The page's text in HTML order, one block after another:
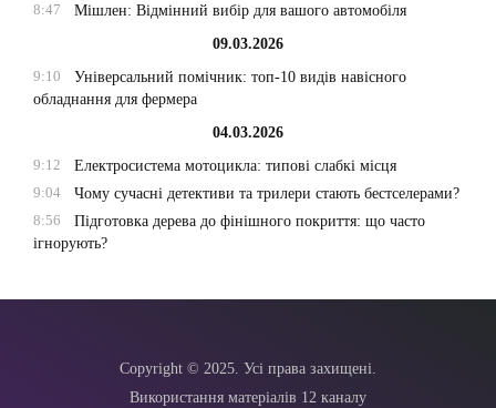
8:47
Мішлен: Відмінний вибір для вашого автомобіля
09.03.2026
9:10
Універсальний помічник: топ-10 видів навісного
обладнання для фермера
04.03.2026
9:12
Електросистема мотоцикла: типові слабкі місця
9:04
Чому сучасні детективи та трилери стають бестселерами?
8:56
Підготовка дерева до фінішного покриття: що часто
ігнорують?
Copyright © 2025. Усі права захищені.
Використання матеріалів 12 каналу